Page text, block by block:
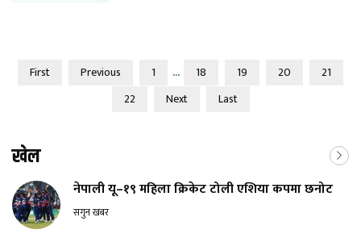
First Previous 1 ... 18 19 20
21
22
Next Last
खेल
नेपाली यू–१९ महिला क्रिकेट टोली एशिया कपमा छनोट
सगुन खबर